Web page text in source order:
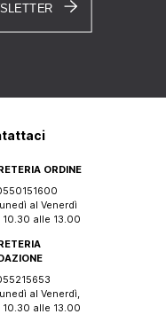
ORDINE
al Venerdì
10.30 alle 13.00
al Venerdì,
10.30 alle 13.00